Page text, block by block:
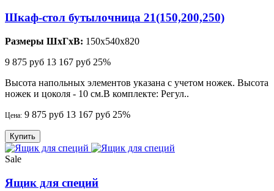
Шкаф-стол бутылочница 21(150,200,250)
Размеры ШхГхВ: 150x540x820
9 875 руб 13 167 руб 25%
Высота напольных элементов указана с учетом ножек. Высота
ножек и цоколя - 10 см.В комплекте: Регул..
Цена: 9 875 руб 13 167 руб 25%
Купить
Sale
Ящик для специй